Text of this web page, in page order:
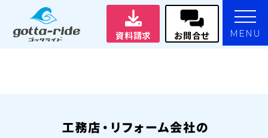
資料請求 お問合せ MENU